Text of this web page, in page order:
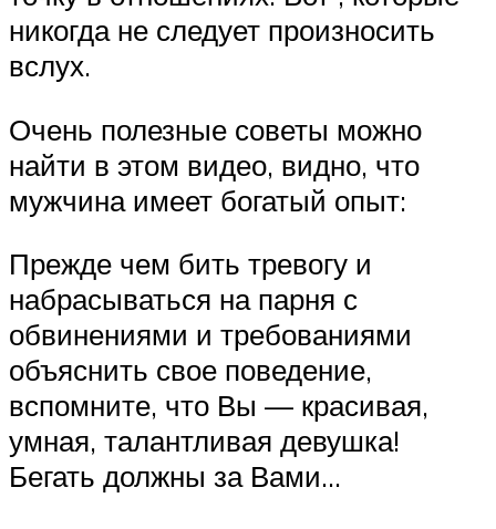
никогда не следует произносить
вслух.
Очень полезные советы можно
найти в этом видео, видно, что
мужчина имеет богатый опыт:
Прежде чем бить тревогу и
набрасываться на парня с
обвинениями и требованиями
объяснить свое поведение,
вспомните, что Вы — красивая,
умная, талантливая девушка!
Бегать должны за Вами…